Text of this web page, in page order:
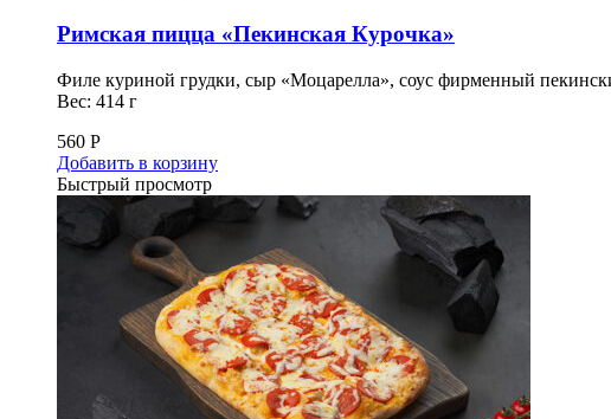
Римская пицца «Пекинская Курочка»
Филе куриной грудки, сыр «Моцарелла», соус фирменный
Вес: 414 г
560 Р
Добавить в корзину
Быстрый просмотр